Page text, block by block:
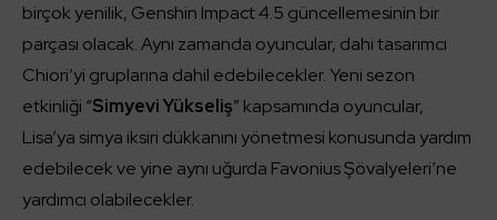
birçok yenilik, Genshin Impact 4.5 güncellemesinin bir
parçası olacak. Aynı zamanda oyuncular, dahi tasarımcı
Chiori’yi gruplarına dahil edebilecekler. Yeni sezon
etkinliği “Simyevi Yükseliş” kapsamında oyuncular,
Lisa’ya simya iksiri dükkanını yönetmesi konusunda yardım
edebilecek ve yine aynı uğurda Favonius Şövalyeleri’ne
yardımcı olabilecekler.